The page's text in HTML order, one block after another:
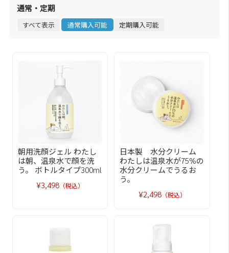
通常・定期
すべて表示 通常購入可能 定期購入可能
朝用洗顔ジェル わたし
は朝、温泉水で顔を洗
う。 ボトルタイプ300ml
¥3,498 （税込）
日本製 水分クリーム
わたしは温泉水が75%の
水分クリームでうるお
う。
¥2,498（税込）